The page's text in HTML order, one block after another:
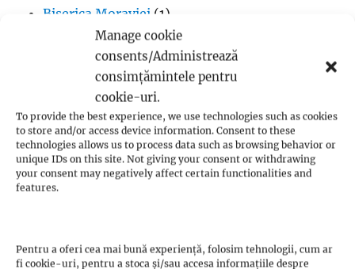
Manage cookie
consents/Administrează
consimțămintele pentru
cookie-uri.
To provide the best experience, we use technologies such as cookies
to store and/or access device information. Consent to these
technologies allows us to process data such as browsing behavior or
unique IDs on this site. Not giving your consent or withdrawing
your consent may negatively affect certain functionalities and
features.
Pentru a oferi cea mai bună experiență, folosim tehnologii, cum ar
fi cookie-uri, pentru a stoca și/sau accesa informațiile despre
Biserica Moraviei (1)
Biserica Ortodoxă(6)
Calvinism(2)
Evanghelicalism(1)
Filme creștine(7)
Iglesia ni Cristo(1)
Iisus Cristos(2)
Istorie(1)
Jan Hus
Martin Luther(36)